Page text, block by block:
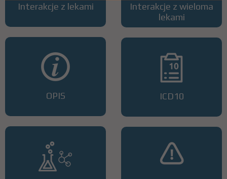
Interakcje z lekami
OPIS
Interakcje z wieloma
lekami
ICD10